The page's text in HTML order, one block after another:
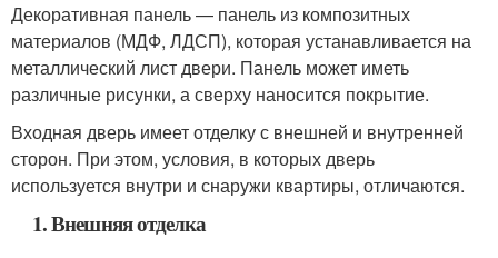
Декоративная панель — панель из композитных
материалов (МДФ, ЛДСП), которая устанавливается на
металлический лист двери. Панель может иметь
различные рисунки, а сверху наносится покрытие.
Входная дверь имеет отделку с внешней и внутренней
сторон. При этом, условия, в которых дверь
используется внутри и снаружи квартиры, отличаются.
1. Внешняя отделка